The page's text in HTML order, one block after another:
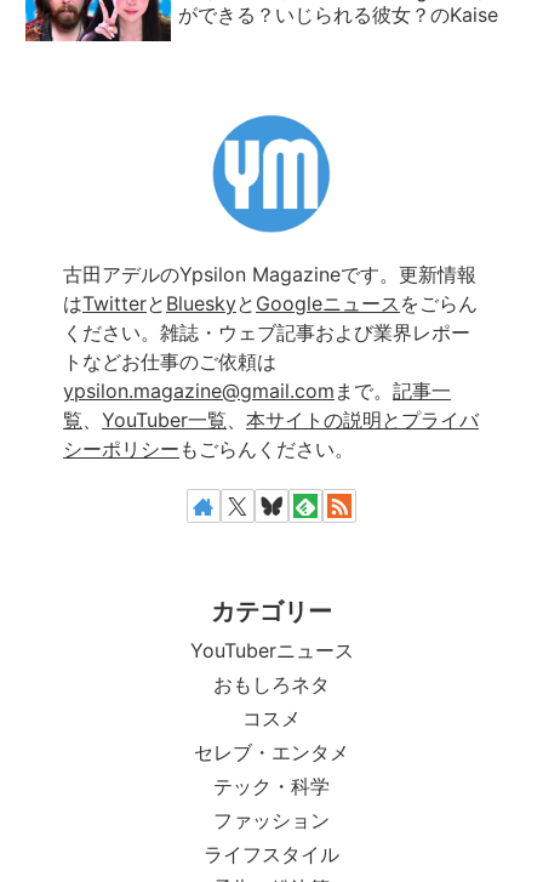
ができる？いじられる彼女？のKaise
古田アデルのYpsilon Magazineです。更新情報
はTwitterと Blueskyと Googleニュース をごらん
ください。雑誌・ウェブ記事および業界レポー
トなどお仕事のご依頼は
ypsilon.magazine@gmail.com まで。 記事一
覧、 YouTuber一覧、 本サイトの説明とプライバ
シーポリシー もごらんください。
カテゴリー
YouTuberニュース
おもしろネタ
コスメ
セレブ・エンタメ
テック・科学
ファッション
ライフスタイル